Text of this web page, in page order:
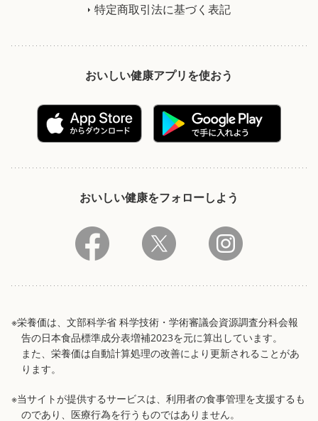
特定商取引法に基づく表記
おいしい健康アプリを使おう
おいしい健康をフォローしよう
※栄養価は、文部科学省 科学技術・学術審議会資源調査分科会報
告の日本食品標準成分表増補2023を元に算出しています。
また、栄養価は自動計算処理の改善により更新されることがあ
ります。
※当サイトが提供するサービスは、利用者の食事管理を支援するも
のであり、医療行為を行うものではありません。